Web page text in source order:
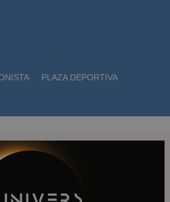
PLAZA DEPORTIVA